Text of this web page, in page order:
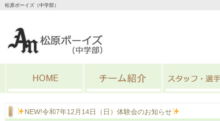
松原ボーイズ（中学部）
NEW!令和7年12月14日（日）体験会のお知らせ